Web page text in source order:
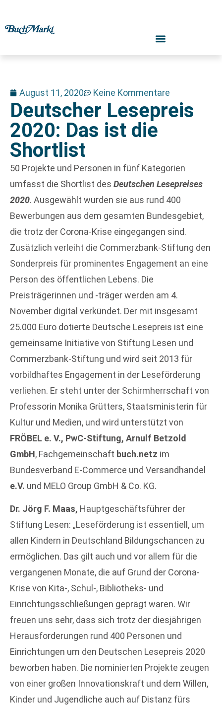
August 11, 2020 Keine Kommentare
Deutscher Lesepreis
2020: Das ist die
Shortlist
50 Projekte und Personen in fünf Kategorien
umfasst die Shortlist des Deutschen Lesepreises
2020. Ausgewählt wurden sie aus rund 400
Bewerbungen aus dem gesamten Bundesgebiet,
die trotz der Corona-Krise eingegangen sind.
Zusätzlich verleiht die Commerzbank-Stiftung den
Sonderpreis für prominentes Engagement an eine
Person des öffentlichen Lebens. Die
Preisträgerinnen und -träger werden am 4.
November digital verkündet. Der mit insgesamt
25.000 Euro dotierte Deutsche Lesepreis ist eine
gemeinsame Initiative von Stiftung Lesen und
Commerzbank-Stiftung und wird seit 2013 für
vorbildhaftes Engagement in der Leseförderung
verliehen. Er steht unter der Schirmherrschaft von
Professorin Monika Grütters, Staatsministerin für
Kultur und Medien, und wird unterstützt von
FRÖBEL e. V., PwC-Stiftung, Arnulf Betzold
GmbH, Fachgemeinschaft buch.netz im
Bundesverband E-Commerce und Versandhandel
e.V. und MELO Group GmbH & Co. KG.
Dr. Jörg F. Maas, Hauptgeschäftsführer der
Stiftung Lesen: „Leseförderung ist essentiell, um
allen Kindern in Deutschland Bildungschancen zu
ermöglichen. Das gilt auch und vor allem für die
vergangenen Monate, die auf Grund der Corona-
Krise von Kita-, Schul-, Bibliotheks- und
Einrichtungsschließungen geprägt waren. Wir
freuen uns sehr, dass sich trotz der diesjährigen
Herausforderungen rund 400 Personen und
Einrichtungen um den Deutschen Lesepreis 2020
beworben haben. Die nominierten Projekte zeugen
von einer großen Innovationskraft und dem Willen,
Kinder und Jugendliche auch auf Distanz fürs